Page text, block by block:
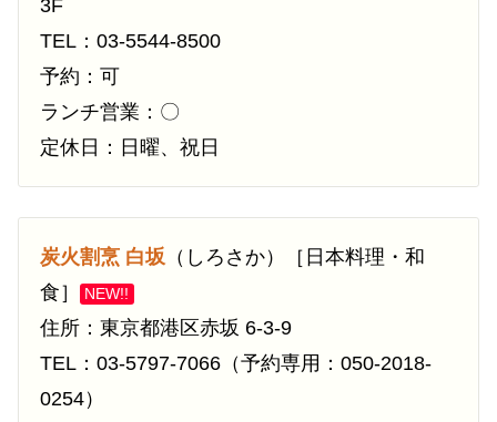
3F
TEL：03-5544-8500
予約：可
ランチ営業：〇
定休日：日曜、祝日
炭火割烹 白坂（しろさか）［日本料理・和
食］
NEW!!
住所：東京都港区赤坂 6-3-9
TEL：03-5797-7066（予約専用：050-2018-
0254）